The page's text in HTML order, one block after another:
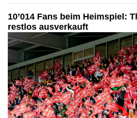
10’014 Fans beim Heimspiel:
restlos ausverkauft